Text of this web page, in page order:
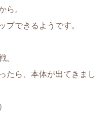
。
できるようです。
たら、本体が出てきまし